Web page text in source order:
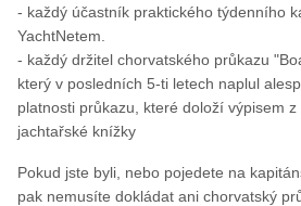
- každý účastník praktického týdenního
YachtNetem.
- každý držitel chorvatského průkazu
který v posledních 5-ti letech naplul
platnosti průkazu, které doloží výpisem
jachtařské knížky
Pokud jste byli, nebo pojedete na
pak nemusíte dokládat ani chorvatský